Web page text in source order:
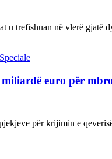
u trefishuan në vlerë gjatë
Speciale
miliardë euro për
për krijimin e